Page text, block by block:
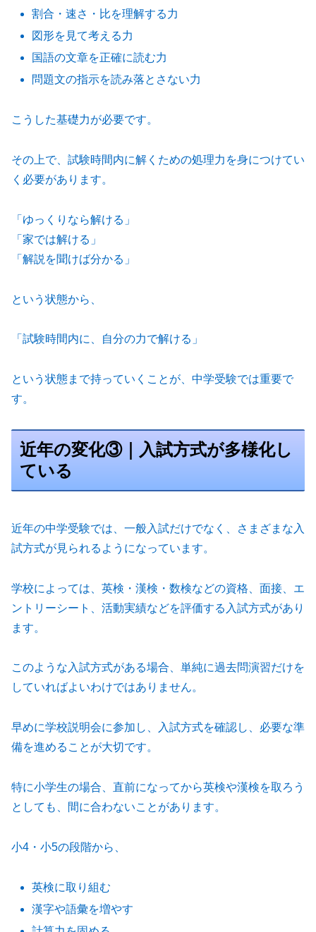
割合・速さ・比を理解する力
図形を見て考える力
国語の文章を正確に読む力
問題文の指示を読み落とさない力
こうした基礎力が必要です。
その上で、試験時間内に解くための処理力を身につけてい
く必要があります。
「ゆっくりなら解ける」
「家では解ける」
「解説を聞けば分かる」
という状態から、
「試験時間内に、自分の力で解ける」
という状態まで持っていくことが、中学受験では重要で
す。
近年の変化③｜入試方式が多様化し
ている
近年の中学受験では、一般入試だけでなく、さまざまな入
試方式が見られるようになっています。
学校によっては、英検・漢検・数検などの資格、面接、エ
ントリーシート、活動実績などを評価する入試方式があり
ます。
このような入試方式がある場合、単純に過去問演習だけを
していればよいわけではありません。
早めに学校説明会に参加し、入試方式を確認し、必要な準
備を進めることが大切です。
特に小学生の場合、直前になってから英検や漢検を取ろう
としても、間に合わないことがあります。
小4・小5の段階から、
英検に取り組む
漢字や語彙を増やす